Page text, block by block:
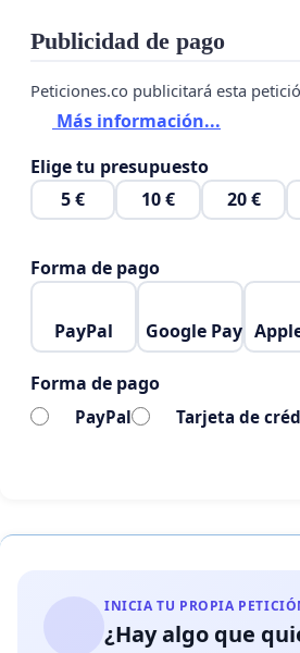
Publicidad de pago
Peticiones.co publicitará esta
Más información...
Elige tu presupuesto
5 €
10 € 20 €
Forma de pago
PayPal Google Pay
Forma de pago
PayPal Tarjeta de
INICIA TU PROPIA
¿Hay algo que